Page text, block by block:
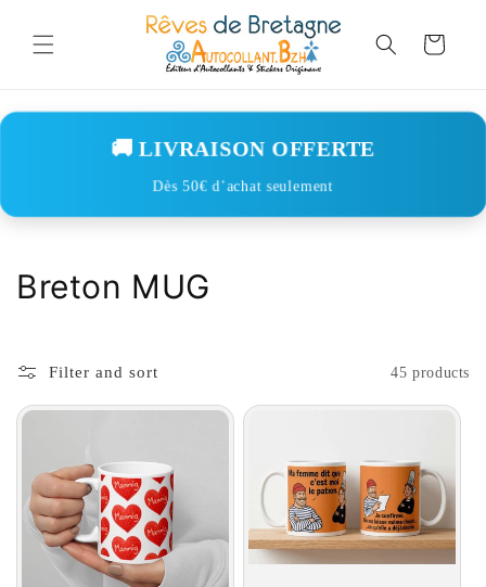
content
Cart
🚚 LIVRAISON OFFERTE
Dès 50€ d’achat seulement
C
l
l
c
Breton MUG
Filter and sort 45 products